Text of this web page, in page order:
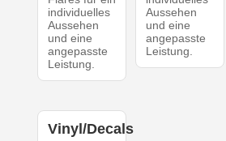
individuelles
Aussehen
und eine
angepasste
Leistung.
Aussehen
und eine
angepasste
Leistung.
Vinyl/Decals